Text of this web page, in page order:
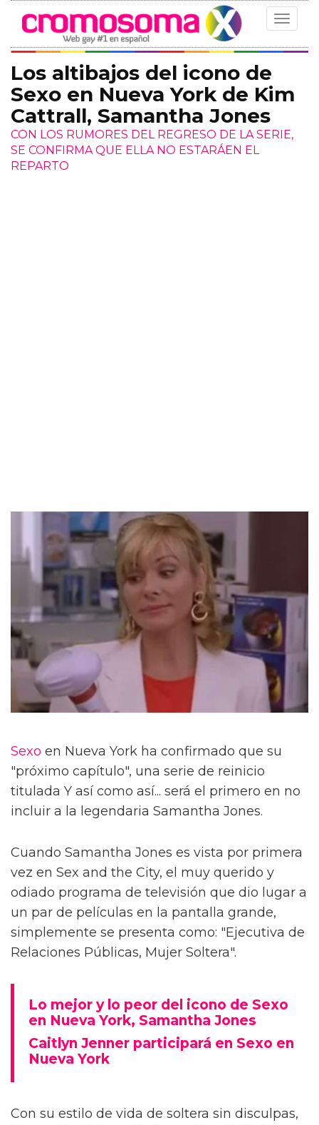
Toggle
Los altibajos del icono de
Sexo en Nueva York de Kim
Cattrall, Samantha Jones
CON LOS RUMORES DEL REGRESO DE LA SERIE,
SE CONFIRMA QUE ELLA NO ESTARÁEN EL
REPARTO
Sexo en Nueva York ha confirmado que su
"próximo capítulo", una serie de reinicio
titulada Y así como así... será el primero en no
incluir a la legendaria Samantha Jones.
Cuando Samantha Jones es vista por primera
vez en Sex and the City, el muy querido y
odiado programa de televisión que dio lugar a
un par de películas en la pantalla grande,
simplemente se presenta como: "Ejecutiva de
Relaciones Públicas, Mujer Soltera".
Lo mejor y lo peor del icono de Sexo
en Nueva York, Samantha Jones
Caitlyn Jenner participará en Sexo en
Nueva York
Con su estilo de vida de soltera sin disculpas,